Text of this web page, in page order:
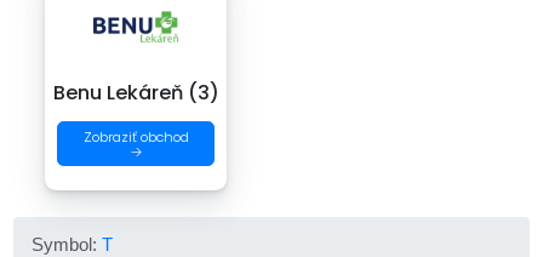
Benu Lekáreň (3)
Zobraziť obchod
→
Symbol:T